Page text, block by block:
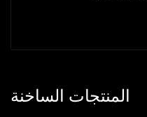
المنتجات الساخنة